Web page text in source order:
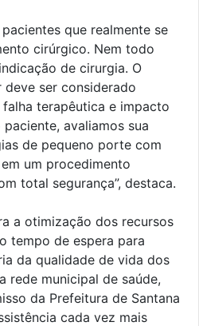
que realmente se
cirúrgico. Nem todo
de cirurgia. O
ser considerado
terapêutica e impacto
avaliamos sua
de pequeno porte com
um procedimento
total segurança”, destaca.
a otimização dos recursos
tempo de espera para
da qualidade de vida dos
rede municipal de saúde,
da Prefeitura de Santana
cada vez mais